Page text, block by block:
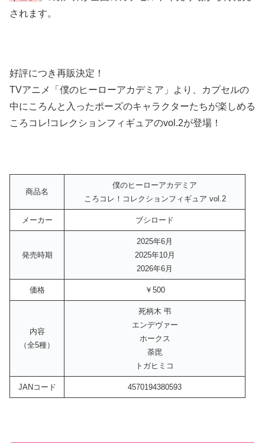
されます。
好評につき再販決定！
TVアニメ「僕のヒーローアカデミア」より、カプセルの
中にころんと入ったポーズのキャラクターたちが楽しめる
ころコレ!コレクションフィギュアのvol.2が登場！
商品名
僕のヒーローアカデミア
ころコレ！コレクションフィギュア vol.2
メーカー ブシロード
発売時期
2025年6月
2025年10月
2026年6月
価格 ￥500
内容
（全5種）
死柄木 弔
エンデヴァー
ホークス
荼毘
トガヒミコ
JANコード 4570194380593